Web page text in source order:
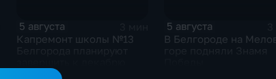
5 августа
Капремонт школы №13
5 августа
В Белгороде на